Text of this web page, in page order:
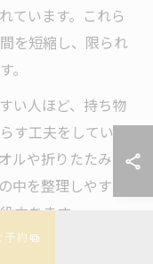
ています。これら
を短縮し、限られ
。
い人ほど、持ち物
す工夫をしている
ルや折りたたみで
中を整理しやす
立ちます。
った」「準備が楽
予約